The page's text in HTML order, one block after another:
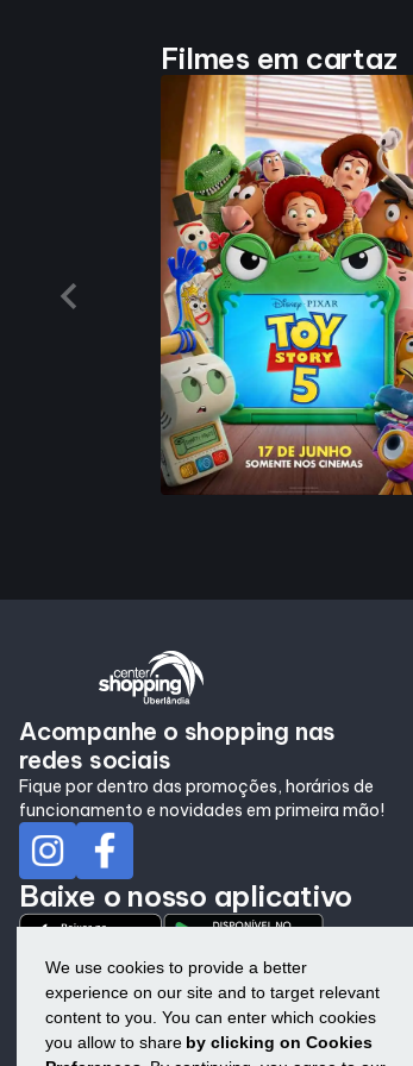
We use cookies to provide a better
experience on our site and to target relevant
content to you. You can enter which cookies
you allow to share by clicking on Cookies
Filmes em cartaz
Acompanhe o shopping nas
redes sociais
Fique por dentro das promoções, horários de
funcionamento e novidades em primeira mão!
Baixe o nosso aplicativo